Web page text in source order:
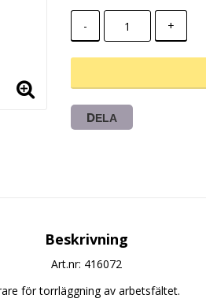
- +
DELA
Beskrivning
Art.nr: 416072
för torrläggning av arbetsfältet.